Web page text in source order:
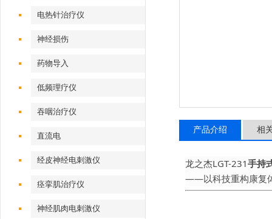
电热针治疗仪
神经损伤
药物导入
低频理疗仪
吞咽治疗仪
直流电
经皮神经电刺激仪
痉挛肌治疗仪
神经肌肉电刺激仪
产品介绍 相
龙之杰LGT-231手持
——以科技重构康复